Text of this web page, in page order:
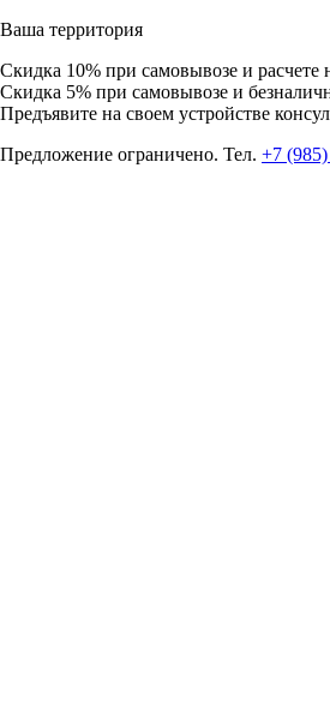
Ваша территория
Скидка 10% при самовывозе и
Скидка 5% при самовывозе и
Предъявите на своем устройстве
Предложение ограничено. Тел. +7